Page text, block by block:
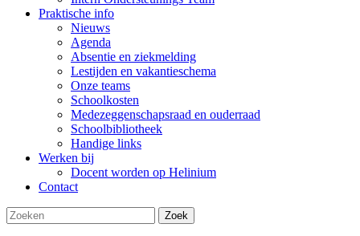
Praktische info
Nieuws
Agenda
Absentie en ziekmelding
Lestijden en vakantieschema
Onze teams
Schoolkosten
Medezeggenschapsraad en ouderraad
Schoolbibliotheek
Handige links
Werken bij
Docent worden op Helinium
Contact
Zoek